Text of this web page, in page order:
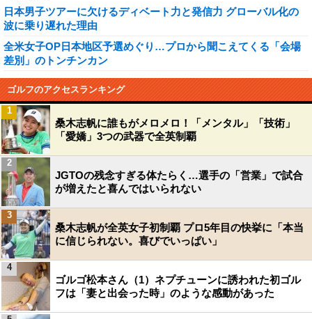
日本男子ツアーに欠けるディベート力と発信力 グローバル化の
波に乗り遅れた理由
全米女子OP日本地区予選めぐり…プロから聞こえてくる「会場
差別」のトンチンカン
ゴルフのアクセスランキング
桑木志帆に誰もがメロメロ！「メンタル」「技術」
「愛嬌」3つの武器で全英制覇
1
JGTOの残念すぎる体たらく…選手の「営業」で試合
が増えたと喜んではいられない
2
桑木志帆が全英女子初制覇 プロ5年目の快挙に「本当
に信じられない。喜びでいっぱい」
3
ゴルゴ松本さん（1）ネプチューンに誘われた初ゴル
フは「妻と出会った時」のような感動があった
4